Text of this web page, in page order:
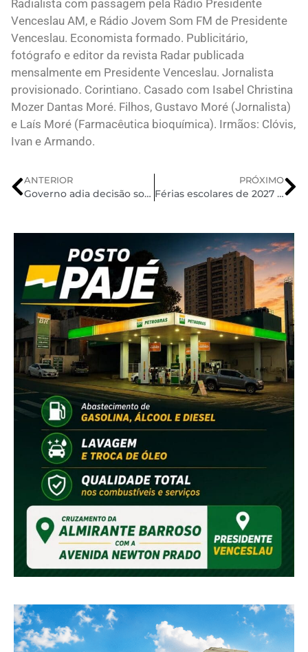
Radialista com passagem pela Rádio Presidente
Venceslau AM, e Rádio Jovem Som FM de Presidente
Venceslau. Economista formado. Publicitário,
fotógrafo e editor da revista Radar publicada
mensalmente em Presidente Venceslau. Jornalista
provisionado. Corintiano. Casado com Isabel Christina
Mozer Dantas Moré. Filhos, Gustavo Moré (Jornalista)
e Laís Moré (Farmacêutica bioquímica). Irmãos: Clóvis,
Ivan e Armando.
ANTERIOR
Governo adia decisão sobre aumento de etanol na gasolina
PRÓXIMO
Férias escolares de 2027 terão novas datas por causa da Copa Feminina